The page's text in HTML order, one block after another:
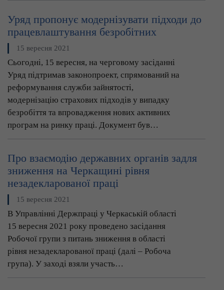
Уряд пропонує модернізувати підходи до
працевлаштування безробітних
15 вересня 2021
Сьогодні, 15 вересня, на черговому засіданні
Уряд підтримав законопроект, спрямований на
реформування служби зайнятості,
модернізацію страхових підходів у випадку
безробіття та впровадження нових активних
програм на ринку праці. Документ був…
Про взаємодію державних органів задля
зниження на Черкащині рівня
незадекларованої праці
15 вересня 2021
В Управлінні Держпраці у Черкаській області
15 вересня 2021 року проведено засідання
Робочої групи з питань зниження в області
рівня незадекларованої праці (далі – Робоча
група). У заході взяли участь…